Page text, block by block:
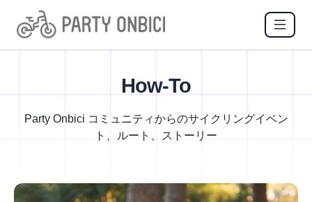
How-To
Party Onbici コミュニティからのサイクリングイベン
ト、ルート、ストーリー